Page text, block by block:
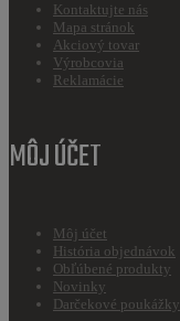
Kontaktujte nás
Mapa stránok
Akciový tovar
Výrobcovia
Reklamácie
MÔJ ÚČET
Môj účet
História objednávok
Obľúbené produkty
Novinky
Darčekové poukážky